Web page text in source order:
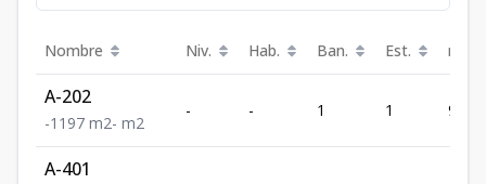
Nombre Niv. Hab. Ban. Est. m²
A-202
-1 1 97 m2- m2
- - 1 1 97
A-401